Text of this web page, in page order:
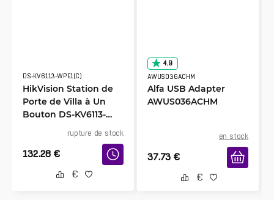
DS-KV6113-WPE1(C)
HikVision Station de
Porte de Villa à Un
Bouton DS-KV6113-
rupture de stock
132.28 €
4.9
AWUS036ACHM
Alfa USB Adapter
AWUS036ACHM
en stock
37.73 €